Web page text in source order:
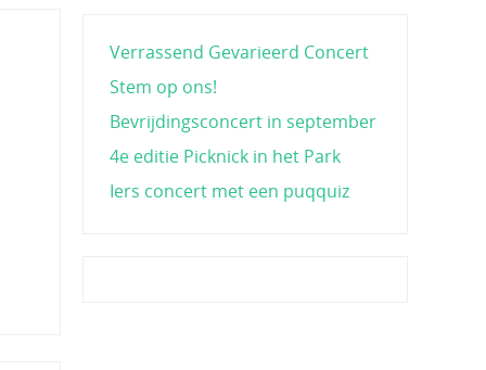
Verrassend Gevarieerd Concert
Stem op ons!
Bevrijdingsconcert in september
4e editie Picknick in het Park
Iers concert met een puqquiz